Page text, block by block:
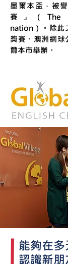
墨爾本盃 ，被
賽」（The
nation）。除此
獎賽、 澳洲網球
爾本市舉辦。
能夠在
認識新